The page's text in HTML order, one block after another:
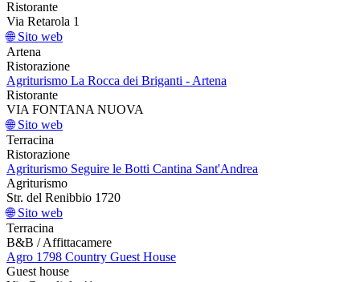
Ristorante
Via Retarola 1
🌐 Sito web
Artena
Ristorazione
Agriturismo La Rocca dei Briganti - Artena
Ristorante
VIA FONTANA NUOVA
🌐 Sito web
Terracina
Ristorazione
Agriturismo Seguire le Botti Cantina Sant'Andrea
Agriturismo
Str. del Renibbio 1720
🌐 Sito web
Terracina
B&B / Affittacamere
Agro 1798 Country Guest House
Guest house